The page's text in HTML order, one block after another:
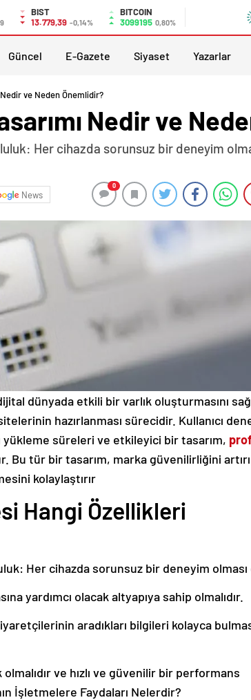
BIST
13.779,39 -0,14%
BITCOIN
3099195 0,80%
Güncel E-Gazete Siyaset Yazarlar
ve Neden Önemlidir?
Nedir ve
Her cihazda sorunsuz bir deneyim
News
0
dünyada etkili bir varlık oluşturmasını
hazırlanması sürecidir. Kullanıcı
yükleme süreleri ve etkileyici bir tasarım,
Bu tür bir tasarım, marka güvenilirliğini
kolaylaştırır
Hangi Özellikleri
Her cihazda sorunsuz bir deneyim olması
yardımcı olacak altyapıya sahip olmalıdır.
aradıkları bilgileri kolayca
ve hızlı ve güvenilir bir performans
İşletmelere Faydaları Nelerdir?